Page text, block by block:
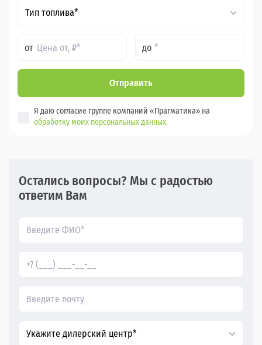
Тип топлива*
от до
Отправить
Я даю согласие группе компаний «Прагматика» на
обработку моих персональных данных.
Остались вопросы? Мы с радостью
ответим Вам
Укажите дилерский центр*